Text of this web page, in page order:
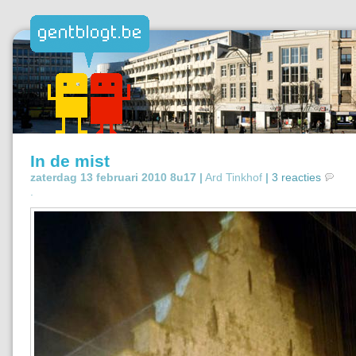
In de mist
zaterdag 13 februari 2010 8u17 | Ard Tinkhof | 3 reacties